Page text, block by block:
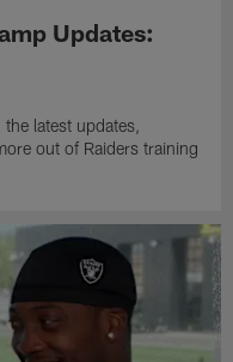
Updates:
latest updates,
out of Raiders training